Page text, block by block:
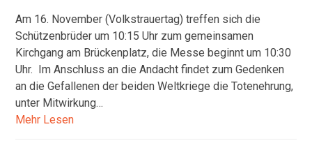
Am 16. November (Volkstrauertag) treffen sich die
Schützenbrüder um 10:15 Uhr zum gemeinsamen
Kirchgang am Brückenplatz, die Messe beginnt um 10:30
Uhr. Im Anschluss an die Andacht findet zum Gedenken
an die Gefallenen der beiden Weltkriege die Totenehrung,
unter Mitwirkung…
Mehr Lesen